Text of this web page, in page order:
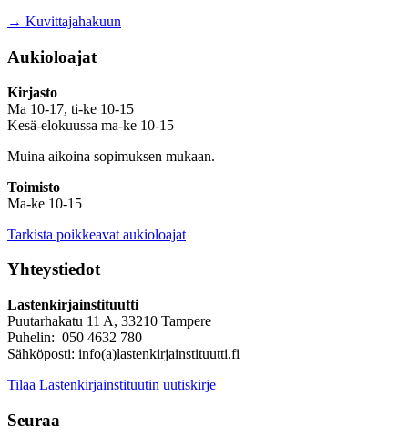
→ Kuvittajahakuun
Aukioloajat
Kirjasto
Ma 10-17, ti-ke 10-15
Kesä-elokuussa ma-ke 10-15
Muina aikoina sopimuksen mukaan.
Toimisto
Ma-ke 10-15
Tarkista poikkeavat aukioloajat
Yhteystiedot
Lastenkirjainstituutti
Puutarhakatu 11 A, 33210 Tampere
Puhelin: 050 4632 780
Sähköposti: info(a)lastenkirjainstituutti.fi
Tilaa Lastenkirjainstituutin uutiskirje
Seuraa